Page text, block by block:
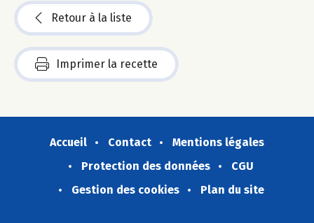
Retour à la liste
Imprimer la recette
Accueil Contact
Mentions légales
Protection des données
CGU
Gestion des cookies
Plan du site